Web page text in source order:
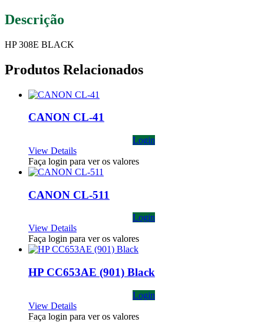
Descrição
HP 308E BLACK
Produtos Relacionados
CANON CL-41
Login
View Details
Faça login para ver os valores
CANON CL-511
Login
View Details
Faça login para ver os valores
HP CC653AE (901) Black
Login
View Details
Faça login para ver os valores